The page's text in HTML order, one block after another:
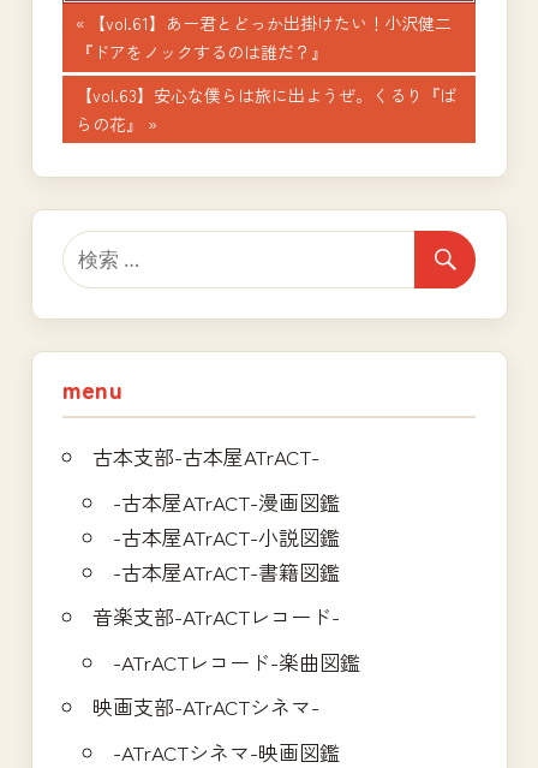
投
稿
ナ
ビ
ゲ
ー
シ
ョ
ン
前
の
記
事:
【vol.61】あー君とどっか出掛けたい！小沢健二
『ドアをノックするのは誰だ？』
次
の
記
事:
【vol.63】安心な僕らは旅に出ようぜ。くるり『ば
らの花』
menu
古本支部-古本屋ATrACT-
-古本屋ATrACT-漫画図鑑
-古本屋ATrACT-小説図鑑
-古本屋ATrACT-書籍図鑑
音楽支部-ATrACTレコード-
-ATrACTレコード-楽曲図鑑
映画支部-ATrACTシネマ-
-ATrACTシネマ-映画図鑑